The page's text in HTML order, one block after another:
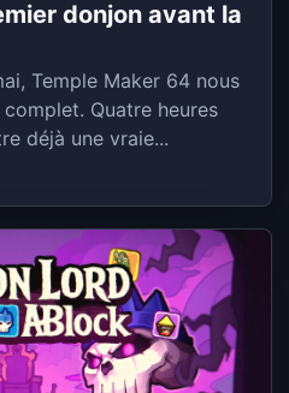
donjon avant la
Temple Maker 64 nous
Quatre heures
déjà une vraie...